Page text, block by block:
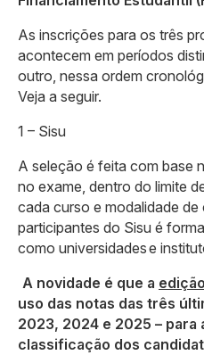
As inscrições para os três
acontecem em períodos
outro, nessa ordem
Veja a seguir.
1 – Sisu
A seleção é feita com base
no exame, dentro do limite
cada curso e modalidade
participantes do Sisu é
como universidades e
A novidade é que a
uso das notas das três
2023, 2024 e 2025 – para
classificação dos